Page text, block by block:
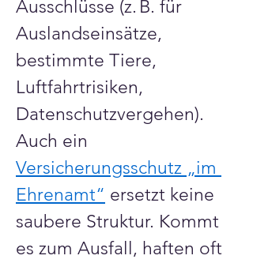
Ausschlüsse (z. B. für
Auslandseinsätze,
bestimmte Tiere,
Luftfahrtrisiken,
Datenschutzvergehen).
Auch ein
Versicherungsschutz „im
Ehrenamt“ ersetzt keine
saubere Struktur. Kommt
es zum Ausfall, haften oft